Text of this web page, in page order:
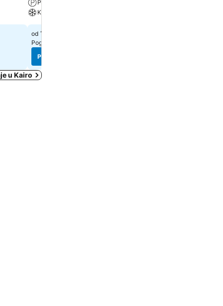
Parking
Klima
od 164 €
Pogledaj cene sa
Pogledaj cene
u Kairo